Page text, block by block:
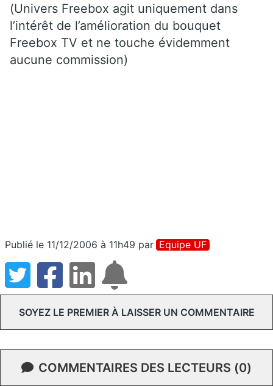
(Univers Freebox agit uniquement dans
l’intérêt de l’amélioration du bouquet
Freebox TV et ne touche évidemment
aucune commission)
Publié le 11/12/2006 à 11h49 par Equipe UF
SOYEZ LE PREMIER À LAISSER UN COMMENTAIRE
COMMENTAIRES DES LECTEURS (0)